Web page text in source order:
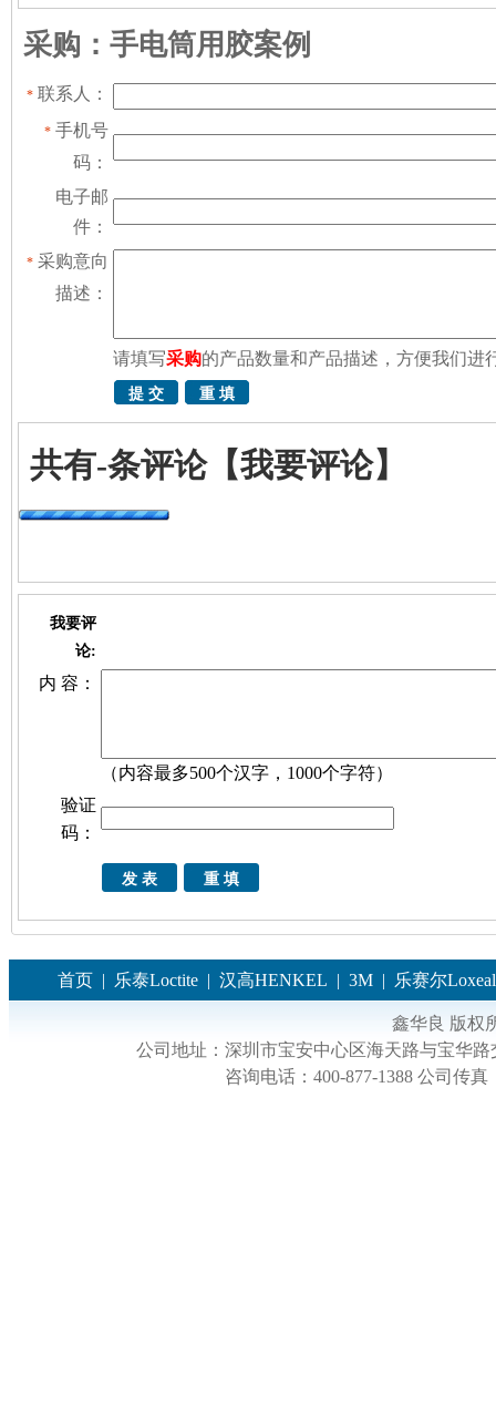
采购：手电筒用胶案例
* 联系人：
* 手机号
码：
电子邮
件：
* 采购意向
描述：
请填写采购的产品数量和产品描述，方便我们进
共有-条评论【我要评论】
我要评
论:
内 容：
（内容最多500个汉字，1000个字符）
验证
码：
首页 | 乐泰Loctite | 汉高HENKEL | 3M | 乐赛尔Loxeal
鑫华良 版权
公司地址： 深圳市宝安中心区海天路与宝华
咨询电话： 400-877-1388公司传真